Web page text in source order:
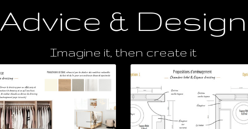
Advice & Design
Imagine it, then create it